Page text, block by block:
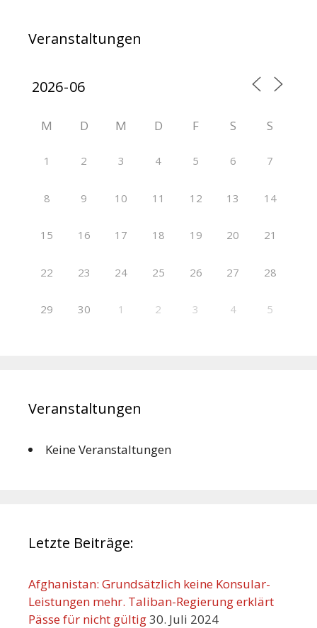
Veranstaltungen
M D M D F S S
1 2 3 4 5 6 7
8 9 10 11 12 13 14
15 16 17 18 19 20 21
22 23 24 25 26 27 28
29 30 1 2 3 4 5
Veranstaltungen
Keine Veranstaltungen
Letzte Beiträge:
Afghanistan: Grundsätzlich keine Konsular-
Leistungen mehr. Taliban-Regierung erklärt
Pässe für nicht gültig30. Juli 2024